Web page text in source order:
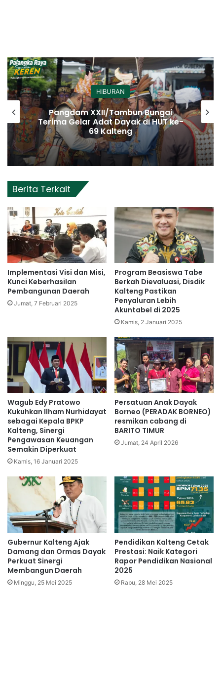
HIBURAN
Pangdam XXII/Tambun Bungai
Terima Gelar Adat Dayak di HUT ke-
69 Kalteng
Berita Terkait
Implementasi Visi dan Misi,
Kunci Keberhasilan
Pembangunan Daerah
Jumat, 7 Februari 2025
Program Beasiswa Tabe
Berkah Dievaluasi, Disdik
Kalteng Pastikan
Penyaluran Lebih
Akuntabel di 2025
Kamis, 2 Januari 2025
Wagub Edy Pratowo
Kukuhkan Ilham Nurhidayat
sebagai Kepala BPKP
Kalteng, Sinergi
Pengawasan Keuangan
Semakin Diperkuat
Kamis, 16 Januari 2025
Persatuan Anak Dayak
Borneo (PERADAK BORNEO)
resmikan cabang di
BARITO TIMUR
Jumat, 24 April 2026
Gubernur Kalteng Ajak
Damang dan Ormas Dayak
Perkuat Sinergi
Membangun Daerah
Minggu, 25 Mei 2025
Pendidikan Kalteng Cetak
Prestasi: Naik Kategori
Rapor Pendidikan Nasional
2025
Rabu, 28 Mei 2025